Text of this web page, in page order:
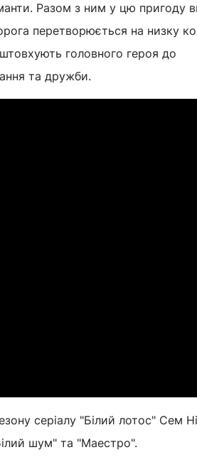
Разом з ним у цю пригоду
перетворюється на низку
головного героя до
та дружби.
серіалу "Білий лотос" Сем
шум" та "Маестро".